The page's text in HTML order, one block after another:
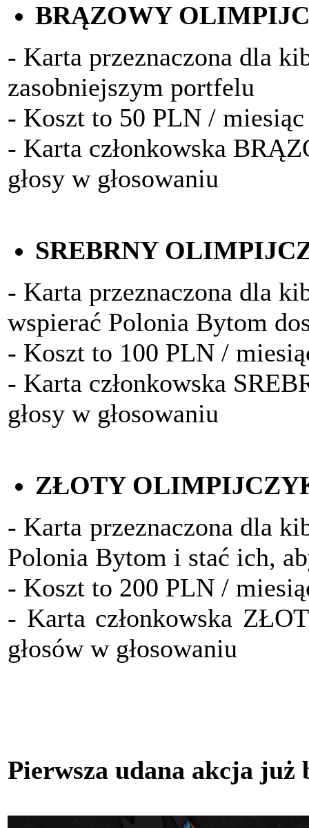
BRĄZOWY
- Karta przeznaczona dla
zasobniejszym portfelu
- Koszt to 50 PLN / miesiąc
- Karta członkowska
głosy w głosowaniu
SREBRNY
- Karta przeznaczona dla
wspierać Polonia Bytom
- Koszt to 100 PLN /
- Karta członkowska
głosy w głosowaniu
ZŁOTY
- Karta przeznaczona dla
Polonia Bytom i stać ich,
- Koszt to 200 PLN /
- Karta członkowska
głosów w głosowaniu
Pierwsza udana akcja już